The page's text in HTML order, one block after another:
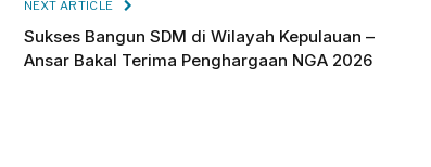
NEXT ARTICLE
Sukses Bangun SDM di Wilayah Kepulauan –
Ansar Bakal Terima Penghargaan NGA 2026